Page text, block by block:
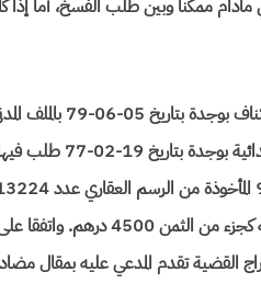
مادام ممكنا وبين طلب الفسخ، أما إذا
المطلوب في النقض السيد
مساحتها 340 مترا مربعا بثمن قدره 120 درهما للمتر
ادراج القضية تقدم المدعي عليه